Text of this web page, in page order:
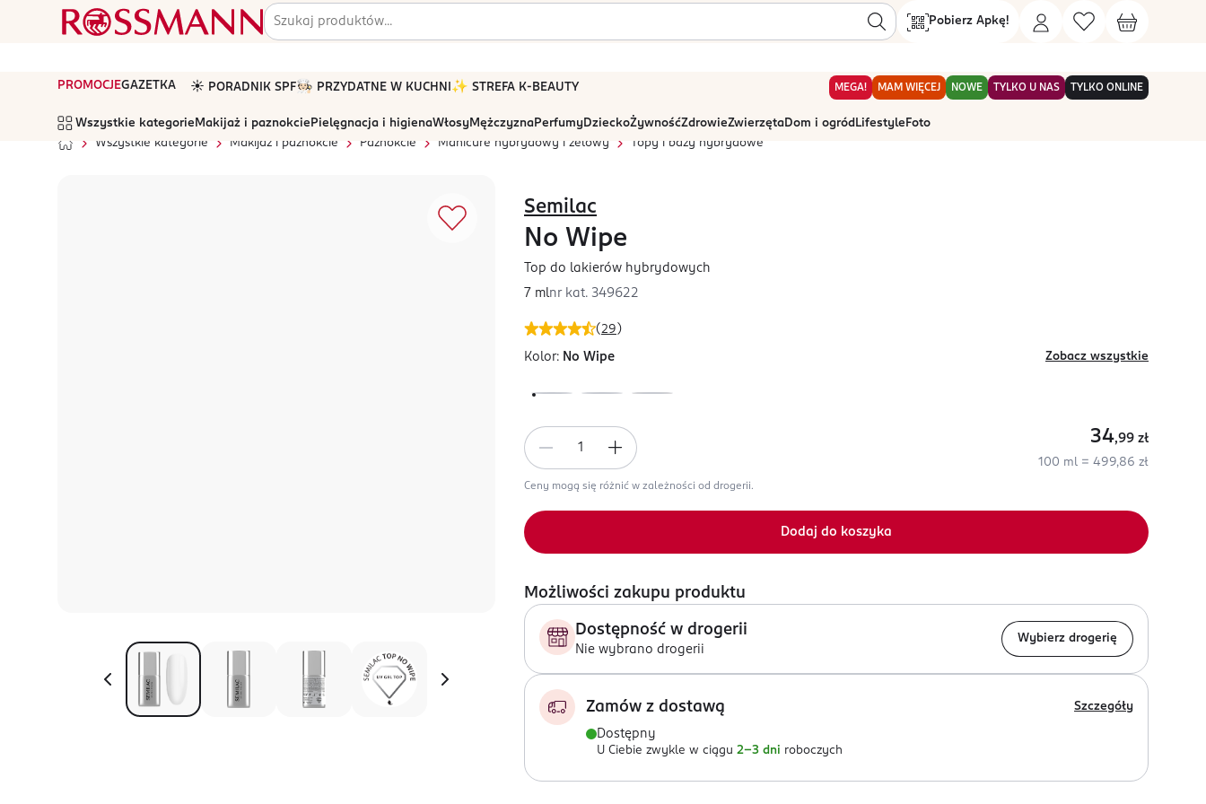
Pobierz Apkę!
PROMOCJEGAZETKA ☀️ PORADNIK SPF🧑🏻‍🍳 PRZYDATNE W KUCHNI ✨ STREFA K-BEAUTY MEGA! MAM WIĘCEJ NOWE TYLKO U NAS TYLKO ONLINE
Wszystkie kategorie Makijaż i paznokcie Pielęgnacja i higienaWłosyMężczyznaPerfumyDzieckoŻywnośćZdrowieZwierzętaDom i ogród Lifestyle Foto
Wszystkie kategorie
Makijaż i paznokcie Paznokcie Manicure hybrydowy i żelowy Topy i bazy hybrydowe
(29 )
Semilac
No Wipe
Top do lakierów hybrydowych
7 mlnr kat. 349622
Kolor: No Wipe Zobacz wszystkie
34,99 zł
100 ml = 499,86 zł
Ceny mogą się różnić w zależności od drogerii.
Dodaj do koszyka
Możliwości zakupu produktu
Dostępność w drogerii
Nie wybrano drogerii
Wybierz drogerię
Zamów z dostawą Szczegóły
Dostępny
U Ciebie zwykle w ciągu 2-3 dni roboczych